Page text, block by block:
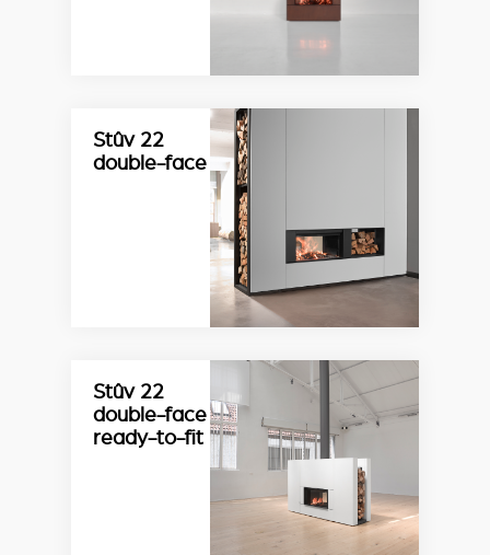
Stûv 22
double-face
Stûv 22
double-face
ready-to-fit